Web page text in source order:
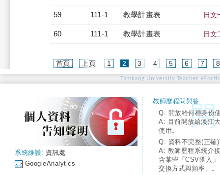
59 111-1 教學計畫表 日文
60 111-1 教學計畫表 日文
首頁 上頁 1 2 (current)
3 4 5 6 7 8
Tamkang University Teacher
系統維護: 資訊處
GoogleAnalytics
教師歷程問與答:
Q: 開放給何種身份
A: 目前開放給淡江
使用。
Q: 資料不完整(正確
A: 教師歷程系統介
含某些「CSV匯入
交換方式與頻率。。